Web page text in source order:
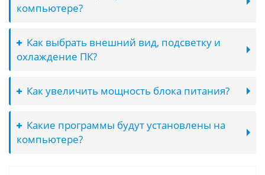
компьютере?
Как выбрать внешний вид, подсветку и
охлаждение ПК?
Как увеличить мощность блока питания?
Какие программы будут установлены на
компьютере?